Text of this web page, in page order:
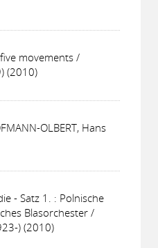
movements /
(2010)
OLBERT, Hans
- Satz 1. : Polnische
Blasorchester /
) (2010)